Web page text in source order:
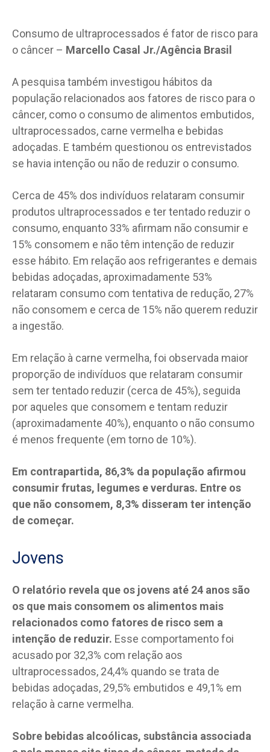
Consumo de ultraprocessados é fator de risco para
o câncer – Marcello Casal Jr./Agência Brasil
A pesquisa também investigou hábitos da
população relacionados aos fatores de risco para o
câncer, como o consumo de alimentos embutidos,
ultraprocessados, carne vermelha e bebidas
adoçadas. E também questionou os entrevistados
se havia intenção ou não de reduzir o consumo.
Cerca de 45% dos indivíduos relataram consumir
produtos ultraprocessados e ter tentado reduzir o
consumo, enquanto 33% afirmam não consumir e
15% consomem e não têm intenção de reduzir
esse hábito. Em relação aos refrigerantes e demais
bebidas adoçadas, aproximadamente 53%
relataram consumo com tentativa de redução, 27%
não consomem e cerca de 15% não querem reduzir
a ingestão.
Em relação à carne vermelha, foi observada maior
proporção de indivíduos que relataram consumir
sem ter tentado reduzir (cerca de 45%), seguida
por aqueles que consomem e tentam reduzir
(aproximadamente 40%), enquanto o não consumo
é menos frequente (em torno de 10%).
Em contrapartida, 86,3% da população afirmou
consumir frutas, legumes e verduras. Entre os
que não consomem, 8,3% disseram ter intenção
de começar.
Jovens
O relatório revela que os jovens até 24 anos são
os que mais consomem os alimentos mais
relacionados como fatores de risco sem a
intenção de reduzir. Esse comportamento foi
acusado por 32,3% com relação aos
ultraprocessados, 24,4% quando se trata de
bebidas adoçadas, 29,5% embutidos e 49,1% em
relação à carne vermelha.
Sobre bebidas alcoólicas, substância associada